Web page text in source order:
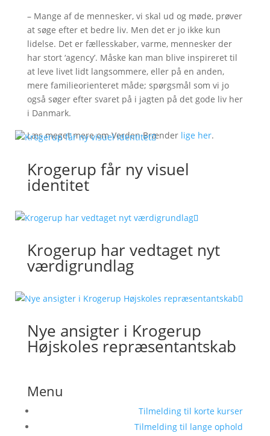
– Mange af de mennesker, vi skal ud og møde, prøver
at søge efter et bedre liv. Men det er jo ikke kun
lidelse. Det er fællesskaber, varme, mennesker der
har stort ‘agency’. Måske kan man blive inspireret til
at leve livet lidt langsommere, eller på en anden,
mere familieorienteret måde; spørgsmål som vi jo
også søger efter svaret på i jagten på det gode liv her
i Danmark.
Læs meget mere om Verden Brænder lige her.
Krogerup får ny visuel
identitet
Krogerup har vedtaget nyt
værdigrundlag
Nye ansigter i Krogerup
Højskoles repræsentantskab
Menu
Tilmelding til korte kurser
Tilmelding til lange ophold